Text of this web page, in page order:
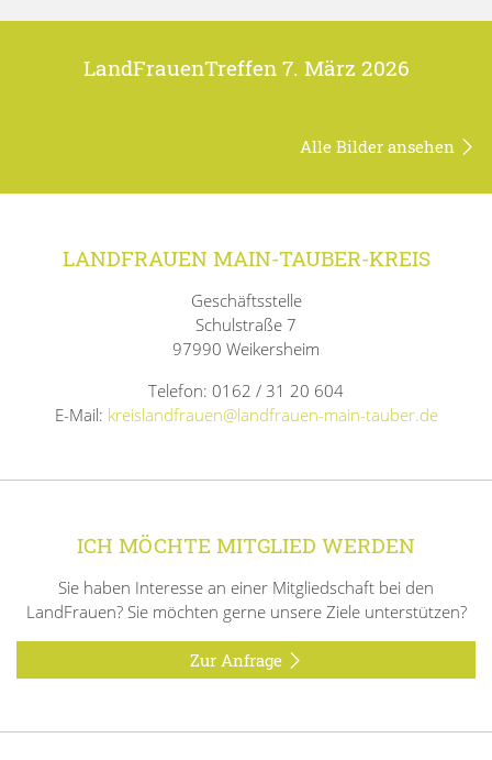
LandFrauenTreffen 7. März 2026
Alle Bilder ansehen
LANDFRAUEN MAIN-TAUBER-KREIS
Geschäftsstelle
Schulstraße 7
97990 Weikersheim
Telefon: 0162 / 31 20 604
E-Mail: kreislandfrauen@landfrauen-main-tauber.de
ICH MÖCHTE MITGLIED WERDEN
Sie haben Interesse an einer Mitgliedschaft bei den
LandFrauen? Sie möchten gerne unsere Ziele unterstützen?
Zur Anfrage